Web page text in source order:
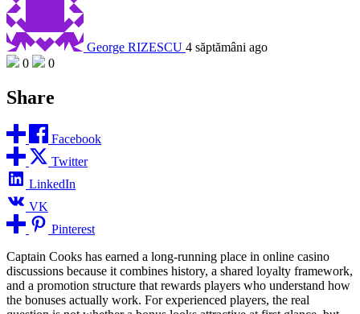
George RIZESCU 4 săptămâni ago
0
0
Share
Facebook
Twitter
LinkedIn
VK
Pinterest
Captain Cooks has earned a long-running place in online casino
discussions because it combines history, a shared loyalty framework,
and a promotion structure that rewards players who understand how
the bonuses actually work. For experienced players, the real